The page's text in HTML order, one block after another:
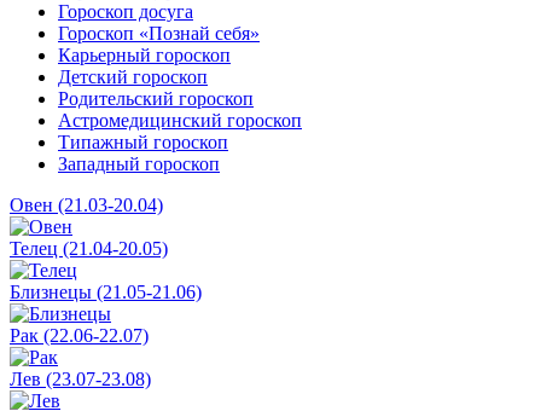
Гороскоп досуга
Гороскоп «Познай себя»
Карьерный гороскоп
Детский гороскоп
Родительский гороскоп
Астромедицинский гороскоп
Типажный гороскоп
Западный гороскоп
Овен (21.03-20.04)
Телец (21.04-20.05)
Близнецы (21.05-21.06)
Рак (22.06-22.07)
Лев (23.07-23.08)